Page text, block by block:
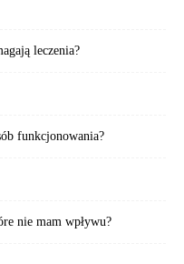
leczenia?
funkcjonowania?
nie mam wpływu?